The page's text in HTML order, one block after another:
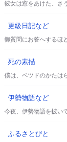
彼女は窓をあけた、さ
ながら飛び下りてき
更級日記など
御質問にお答へするほ
死の素描
僕は、ベツドのかたは
伊勢物語など
今夜、伊勢物語を披い
ふるさとびと